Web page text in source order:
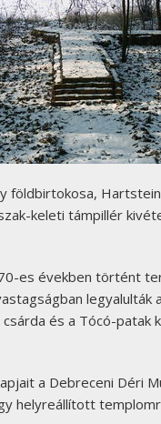
földbirtokosa,
keleti támpillér
es években történt
legyalulták
csárda és a Tócó-
a Debreceni Déri
helyreállított